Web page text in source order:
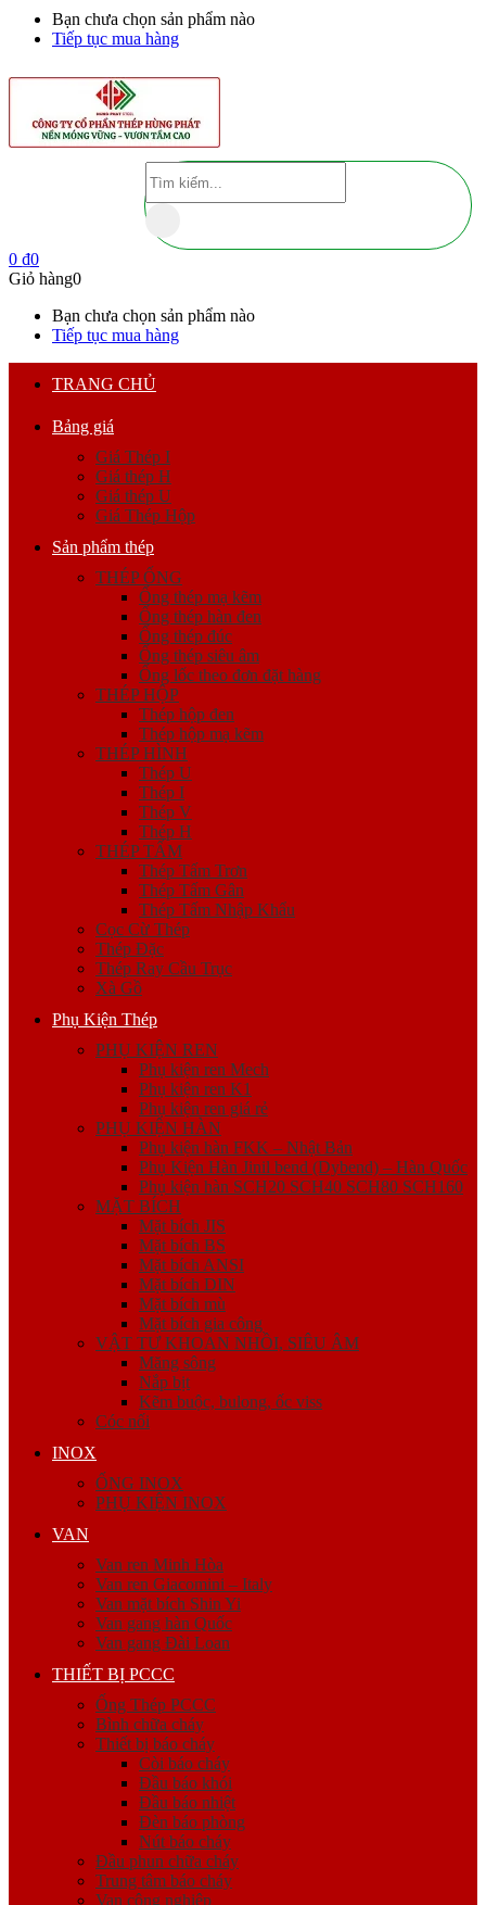
Bạn chưa chọn sản phẩm nào
Tiếp tục mua hàng
0 ₫0
Giỏ hàng0
Bạn chưa chọn sản phẩm nào
Tiếp tục mua hàng
TRANG CHỦ
Bảng giá
Giá Thép I
Giá thép H
Giá thép U
Giá Thép Hộp
Sản phẩm thép
THÉP ỐNG
Ống thép mạ kẽm
Ống thép hàn đen
Ống thép đúc
Ống thép siêu âm
Ống lốc theo đơn đặt hàng
THÉP HỘP
Thép hộp đen
Thép hộp mạ kẽm
THÉP HÌNH
Thép U
Thép I
Thép V
Thép H
THÉP TẤM
Thép Tấm Trơn
Thép Tấm Gân
Thép Tấm Nhập Khẩu
Cọc Cừ Thép
Thép Đặc
Thép Ray Cầu Trục
Xà Gồ
Phụ Kiện Thép
PHỤ KIỆN REN
Phụ kiện ren Mech
Phụ kiện ren K1
Phụ kiện ren giá rẻ
PHỤ KIỆN HÀN
Phụ kiện hàn FKK – Nhật Bản
Phụ Kiện Hàn Jinil bend (Dybend) – Hàn Quốc
Phụ kiện hàn SCH20 SCH40 SCH80 SCH160
MẶT BÍCH
Mặt bích JIS
Mặt bích BS
Mặt bích ANSI
Mặt bích DIN
Mặt bích mù
Mặt bích gia công
VẬT TƯ KHOAN NHỒI, SIÊU ÂM
Măng sông
Nắp bịt
Kẽm buộc, bulong, ốc viss
Cóc nối
INOX
ỐNG INOX
PHỤ KIỆN INOX
VAN
Van ren Minh Hòa
Van ren Giacomini – Italy
Van mặt bích Shin Yi
Van gang hàn Quốc
Van gang Đài Loan
THIẾT BỊ PCCC
Ống Thép PCCC
Bình chữa cháy
Thiết bị báo cháy
Còi báo cháy
Đầu báo khói
Đầu báo nhiệt
Đèn báo phòng
Nút báo cháy
Đầu phun chữa cháy
Trung tâm báo cháy
Van công nghiệp